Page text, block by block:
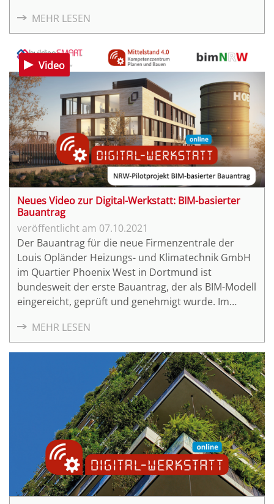
MEHR LESEN
Video
Neues Video zur Digital-Werkstatt: BIM-basierter
Bauantrag
07.10.2021
Der Bauantrag für die neue Firmenzentrale der
Louis Opländer Heizungs- und Klimatechnik GmbH
im Quartier Phoenix West in Dortmund ist
bundesweit der erste Bauantrag, der als BIM-Modell
eingereicht, geprüft und genehmigt wurde. Im
Referenten das Projekt mit seinen
Herausforderungen und geben einen Ausblick
darauf, wie der BIM-basierte Bauantrag das Planen
und Genehmigen – und letztlich das Bauen
insgesamt – verändern wird.
MEHR LESEN